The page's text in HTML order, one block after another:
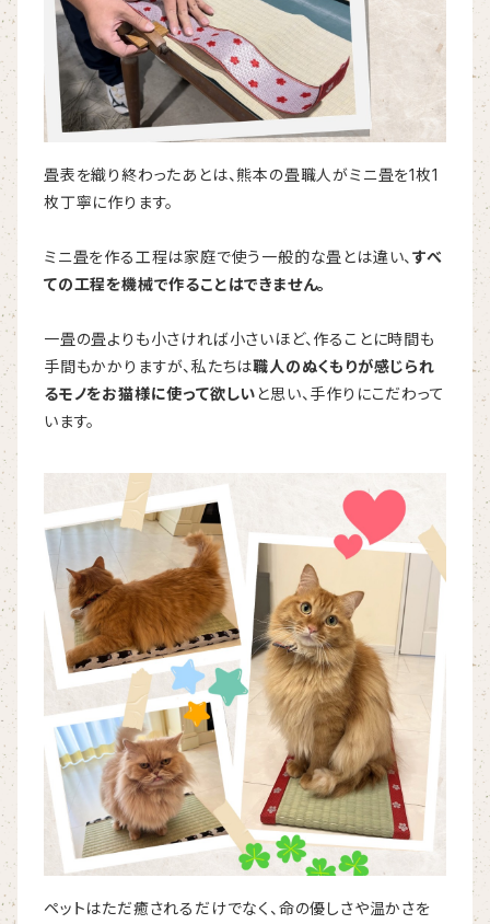
畳表を織り終わったあとは、熊本の畳職人がミニ畳を1枚1
枚丁寧に作ります。
ミニ畳を作る工程は家庭で使う一般的な畳とは違い、すべ
ての工程を機械で作ることはできません。
一畳の畳よりも小さければ小さいほど、作ることに時間も
手間もかかりますが、私たちは職人のぬくもりが感じられ
るモノをお猫様に使って欲しいと思い、手作りにこだわって
います。
ペットはただ癒されるだけでなく、命の優しさや温かさを